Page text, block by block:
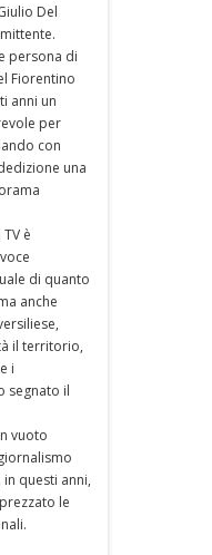
Del
persona di
Fiorentino
anni un
per
con
una
è
di quanto
anche
il territorio,
i
segnato il
vuoto
questi anni,
le